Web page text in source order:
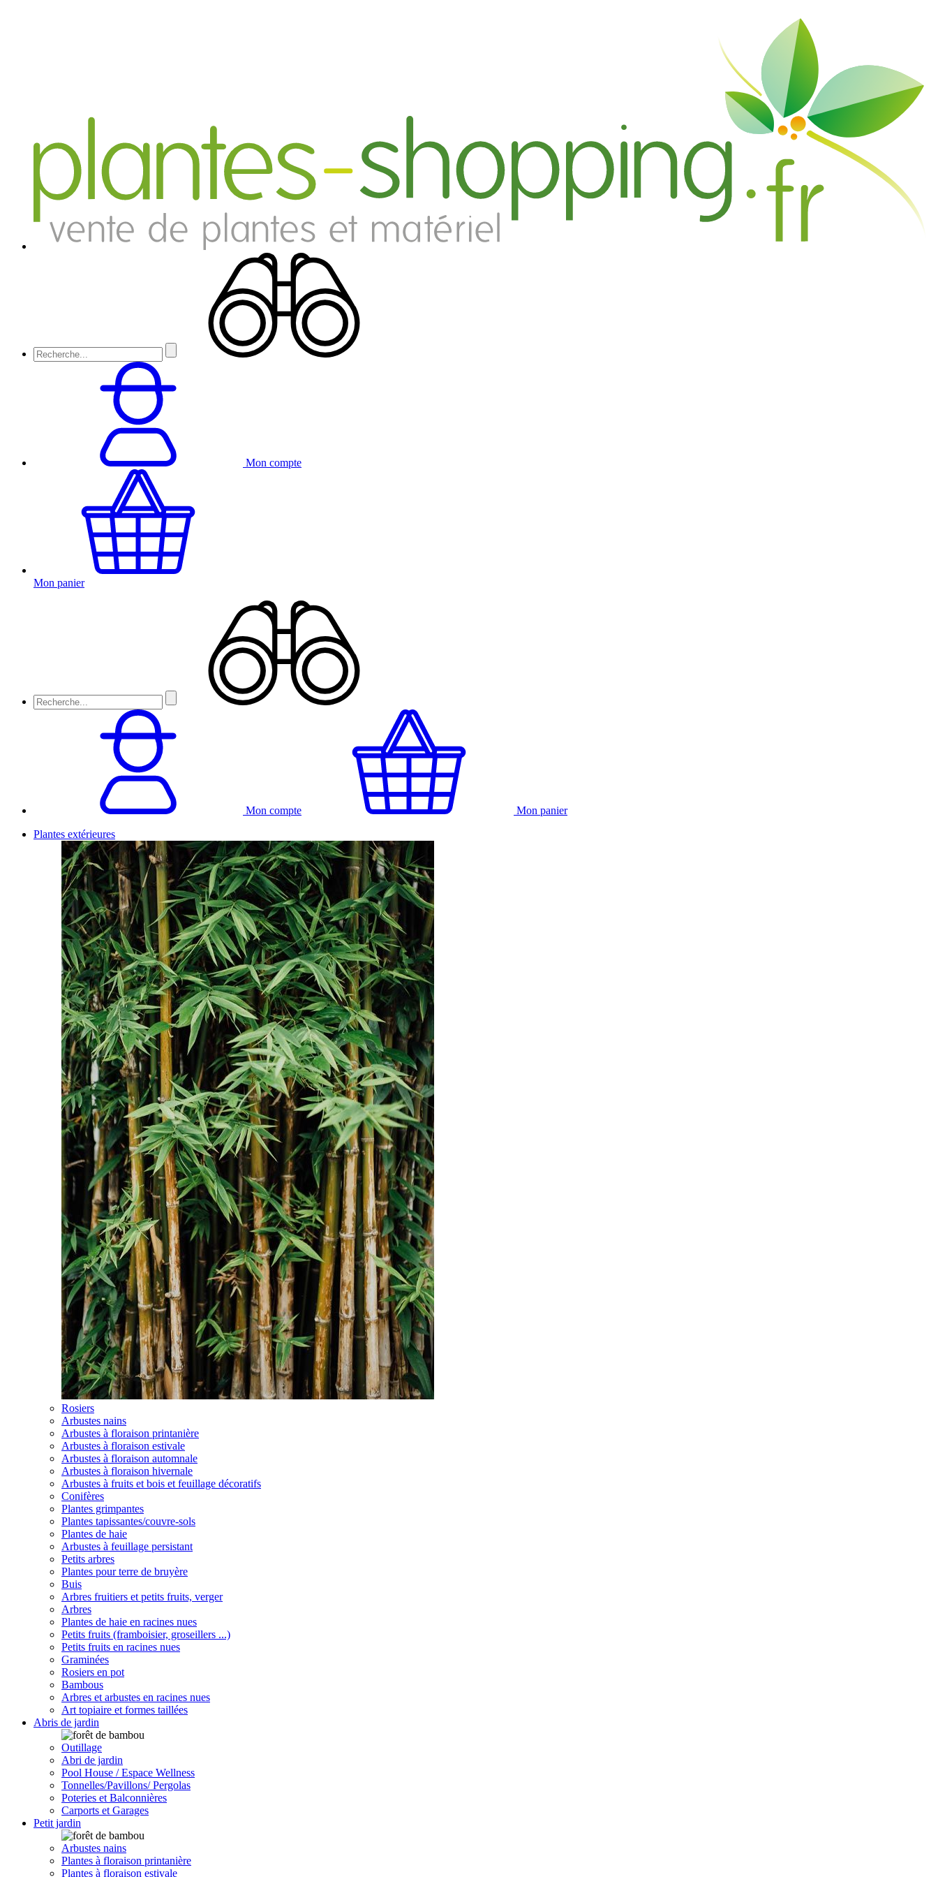
Mon compte
Mon panier
Mon compte
Mon panier
Plantes extérieures
Rosiers
Arbustes nains
Arbustes à floraison printanière
Arbustes à floraison estivale
Arbustes à floraison automnale
Arbustes à floraison hivernale
Arbustes à fruits et bois et feuillage décoratifs
Conifères
Plantes grimpantes
Plantes tapissantes/couvre-sols
Plantes de haie
Arbustes à feuillage persistant
Petits arbres
Plantes pour terre de bruyère
Buis
Arbres fruitiers et petits fruits, verger
Arbres
Plantes de haie en racines nues
Petits fruits (framboisier, groseillers ...)
Petits fruits en racines nues
Graminées
Rosiers en pot
Bambous
Arbres et arbustes en racines nues
Art topiaire et formes taillées
Abris de jardin
Outillage
Abri de jardin
Pool House / Espace Wellness
Tonnelles/Pavillons/ Pergolas
Poteries et Balconnières
Carports et Garages
Petit jardin
Arbustes nains
Plantes à floraison printanière
Plantes à floraison estivale